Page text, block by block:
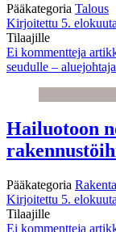
Pääkategoria Talous
Kirjoitettu 5.
Tilaajille
Ei kommentteja
seudulle –
Hailuotoon
Pääkategoria
Kirjoitettu 5.
Tilaajille
Ei kommentteja